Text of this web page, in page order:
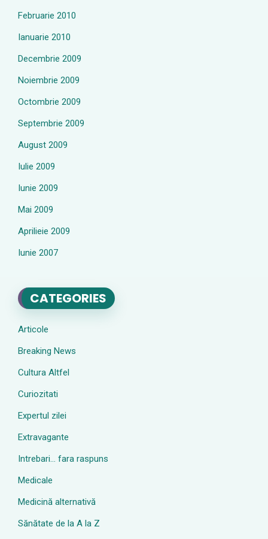
Februarie 2010
Ianuarie 2010
Decembrie 2009
Noiembrie 2009
Octombrie 2009
Septembrie 2009
August 2009
Iulie 2009
Iunie 2009
Mai 2009
Aprilieie 2009
Iunie 2007
CATEGORIES
Articole
Breaking News
Cultura Altfel
Curiozitati
Expertul zilei
Extravagante
Intrebari… fara raspuns
Medicale
Medicină alternativă
Sănătate de la A la Z